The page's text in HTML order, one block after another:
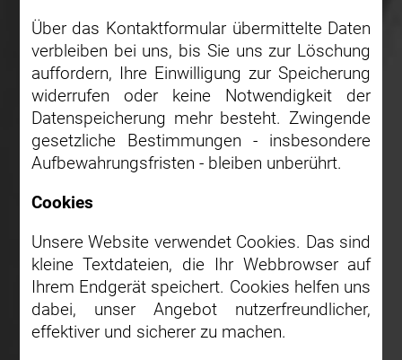
Über das Kontaktformular übermittelte Daten
verbleiben bei uns, bis Sie uns zur Löschung
auffordern, Ihre Einwilligung zur Speicherung
widerrufen oder keine Notwendigkeit der
Datenspeicherung mehr besteht. Zwingende
gesetzliche Bestimmungen - insbesondere
Aufbewahrungsfristen - bleiben unberührt.
Cookies
Unsere Website verwendet Cookies. Das sind
kleine Textdateien, die Ihr Webbrowser auf
Ihrem Endgerät speichert. Cookies helfen uns
dabei, unser Angebot nutzerfreundlicher,
effektiver und sicherer zu machen.